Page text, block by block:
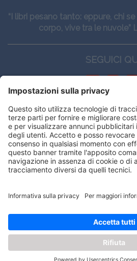
“I libri pesano tanto: eppure, chi
corpo, vive tra le nuvole”
SEGUICI
CONTATTI
Edi.Ermes srl
Viale E. Forlanini, 21 -
E-mail:
ORARI
Lunedì — Giovedì: - 08:30 -
Venerdì: - 08:30 - 13:00 –
offrirti la migliore
OK